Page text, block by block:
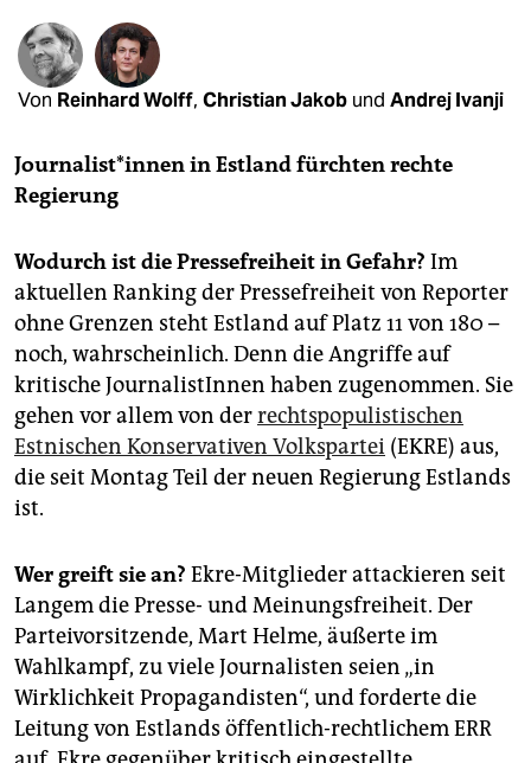
shop
fragen & hilfe
abo
genossenschaft
epaper login
Von Reinhard Wolff, Christian Jakob und Andrej Ivanji
Journalist*innen in Estland fürchten rechte
Regierung
Wodurch ist die Pressefreiheit in Gefahr? Im
aktuellen Ranking der Pressefreiheit von Reporter
ohne Grenzen steht Estland auf Platz 11 von 180 –
noch, wahrscheinlich. Denn die Angriffe auf
kritische JournalistInnen haben zugenommen. Sie
gehen vor allem von derrechtspopulistischen
Estnischen Konservativen Volkspartei (EKRE) aus,
die seit Montag Teil der neuen Regierung Estlands
ist.
Wer greift sie an? Ekre-Mitglieder attackieren seit
Langem die Presse- und Meinungsfreiheit. Der
Parteivorsitzende, Mart Helme, äußerte im
Wahlkampf, zu viele Journalisten seien „in
Wirklichkeit Propagandisten“, und forderte die
Leitung von Estlands öffentlich-rechtlichem ERR